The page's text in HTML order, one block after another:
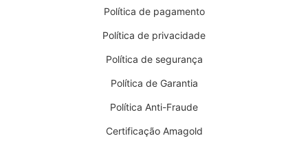
Política de pagamento
Política de privacidade
Política de segurança
Política de Garantia
Política Anti-Fraude
Certificação Amagold